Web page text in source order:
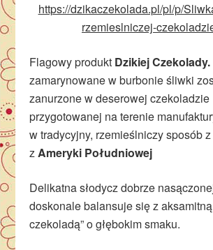
https://dzikaczekolada.pl/pl/p/
rzemieslniczej-
Flagowy produkt Dzikiej Czekolady.
zamarynowane w burbonie śliwki
zanurzone w deserowej czekoladzie
przygotowanej na terenie
w tradycyjny, rzemieślniczy sposób
zAmeryki Południowej
Delikatna słodycz dobrze
doskonale balansuje się z
czekoladą” o głębokim smaku.